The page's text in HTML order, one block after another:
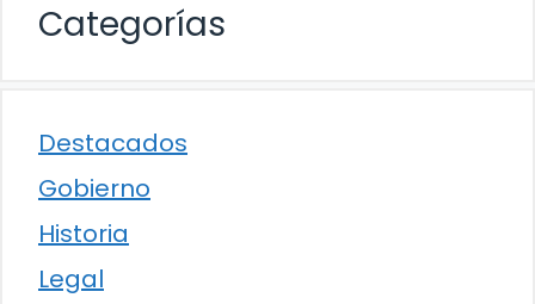
Categorías
Destacados
Gobierno
Historia
Legal